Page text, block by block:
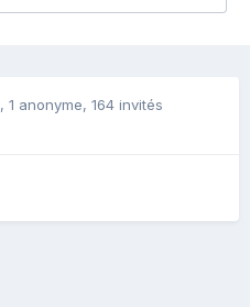
, 1 anonyme, 164 invités